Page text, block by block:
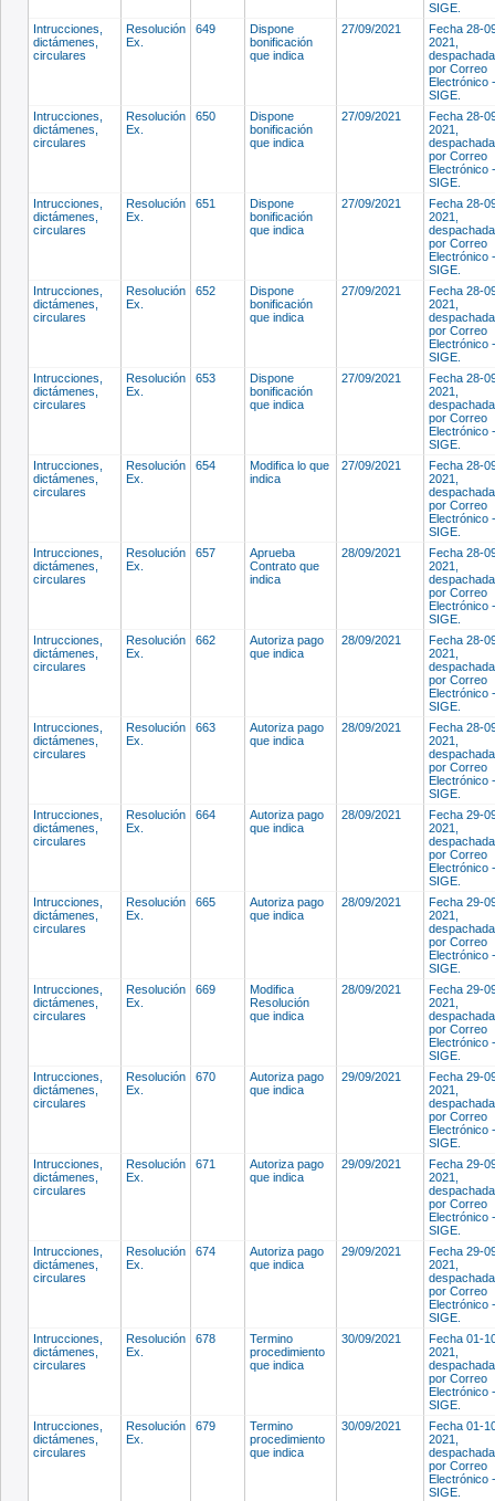
SIGE.
Intrucciones,
dictámenes,
circulares
Resolución
Ex.
649
Dispone
bonificación
que indica
27/09/2021
Fecha 28-
2021,
despachada
por Correo
Electrónico -
SIGE.
Intrucciones,
dictámenes,
circulares
Resolución
Ex.
650
Dispone
bonificación
que indica
27/09/2021
Fecha 28-
2021,
despachada
por Correo
Electrónico -
SIGE.
Intrucciones,
dictámenes,
circulares
Resolución
Ex.
651
Dispone
bonificación
que indica
27/09/2021
Fecha 28-
2021,
despachada
por Correo
Electrónico -
SIGE.
Intrucciones,
dictámenes,
circulares
Resolución
Ex.
652
Dispone
bonificación
que indica
27/09/2021
Fecha 28-
2021,
despachada
por Correo
Electrónico -
SIGE.
Intrucciones,
dictámenes,
circulares
Resolución
Ex.
653
Dispone
bonificación
que indica
27/09/2021
Fecha 28-
2021,
despachada
por Correo
Electrónico -
SIGE.
Intrucciones,
dictámenes,
circulares
Resolución
Ex.
654
Modifica lo que
indica
27/09/2021
Fecha 28-
2021,
despachada
por Correo
Electrónico -
SIGE.
Intrucciones,
dictámenes,
circulares
Resolución
Ex.
657
Aprueba
Contrato que
indica
28/09/2021
Fecha 28-
2021,
despachada
por Correo
Electrónico -
SIGE.
Intrucciones,
dictámenes,
circulares
Resolución
Ex.
662
Autoriza pago
que indica
28/09/2021
Fecha 28-
2021,
despachada
por Correo
Electrónico -
SIGE.
Intrucciones,
dictámenes,
circulares
Resolución
Ex.
663
Autoriza pago
que indica
28/09/2021
Fecha 28-
2021,
despachada
por Correo
Electrónico -
SIGE.
Intrucciones,
dictámenes,
circulares
Resolución
Ex.
664
Autoriza pago
que indica
28/09/2021
Fecha 29-
2021,
despachada
por Correo
Electrónico -
SIGE.
Intrucciones,
dictámenes,
circulares
Resolución
Ex.
665
Autoriza pago
que indica
28/09/2021
Fecha 29-
2021,
despachada
por Correo
Electrónico -
SIGE.
Intrucciones,
dictámenes,
circulares
Resolución
Ex.
669
Modifica
Resolución
que indica
28/09/2021
Fecha 29-
2021,
despachada
por Correo
Electrónico -
SIGE.
Intrucciones,
dictámenes,
circulares
Resolución
Ex.
670
Autoriza pago
que indica
29/09/2021
Fecha 29-
2021,
despachada
por Correo
Electrónico -
SIGE.
Intrucciones,
dictámenes,
circulares
Resolución
Ex.
671
Autoriza pago
que indica
29/09/2021
Fecha 29-
2021,
despachada
por Correo
Electrónico -
SIGE.
Intrucciones,
dictámenes,
circulares
Resolución
Ex.
674
Autoriza pago
que indica
29/09/2021
Fecha 29-
2021,
despachada
por Correo
Electrónico -
SIGE.
Intrucciones,
dictámenes,
circulares
Resolución
Ex.
678
Termino
procedimiento
que indica
30/09/2021
Fecha 01-
2021,
despachada
por Correo
Electrónico -
SIGE.
Intrucciones,
dictámenes,
circulares
Resolución
Ex.
679
Termino
procedimiento
que indica
30/09/2021
Fecha 01-
2021,
despachada
por Correo
Electrónico -
SIGE.